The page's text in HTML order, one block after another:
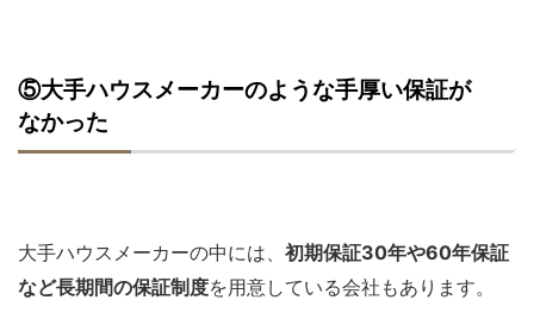
⑤大手ハウスメーカーのような手厚い保証が
なかった
大手ハウスメーカーの中には、 初期保証30年や60年保証
など長期間の保証制度を用意している会社もあります。